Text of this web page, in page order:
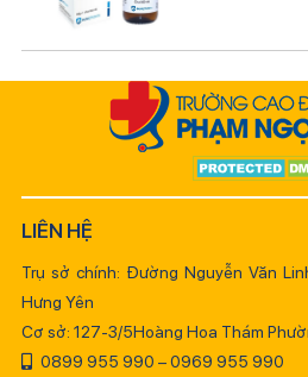
LIÊN HỆ
Trụ sở chính: Đường Nguyễn Văn
Hưng Yên
Cơ sở: 127-3/5Hoàng Hoa Thám
0899 955 990 – 0969 955 990